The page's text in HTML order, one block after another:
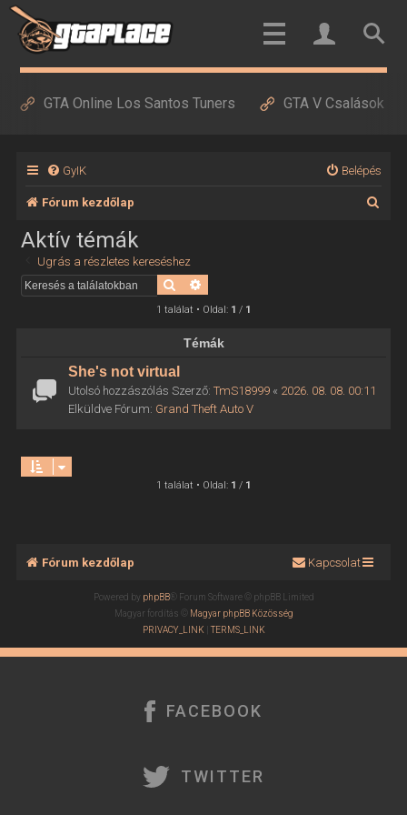
GTA Online Los Santos Tuners GTA V Csalások
GyIK Belépés
Fórum kezdőlap
Aktív témák
Ugrás a részletes kereséshez
Keresés
1 találat • Oldal: 1 / 1
Témák
She's not virtual
Utolsó hozzászólás Szerző: TmS18999« 2026. 08. 08. 00:11
Elküldve Fórum: Grand Theft Auto V
1 találat • Oldal: 1 / 1
Fórum kezdőlap Kapcsolat
Powered by phpBB® Forum Software © phpBB Limited
Magyar fordítás ©
Magyar phpBB Közösség
PRIVACY_LINK| TERMS_LINK
FACEBOOK
TWITTER